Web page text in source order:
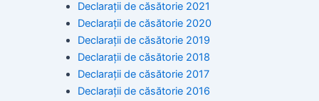
Declarații de căsătorie 2021
Declarații de căsătorie 2020
Declarații de căsătorie 2019
Declarații de căsătorie 2018
Declarații de căsătorie 2017
Declarații de căsătorie 2016